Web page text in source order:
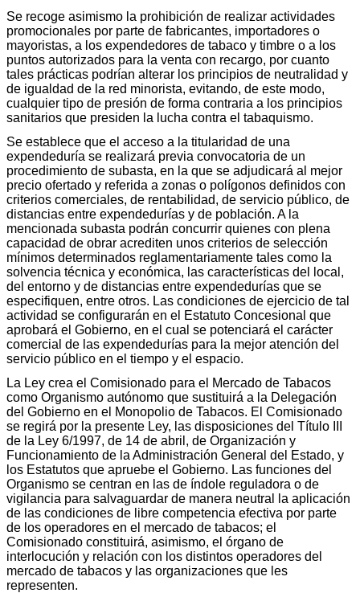
Se recoge asimismo la prohibición de realizar actividades
promocionales por parte de fabricantes, importadores o
mayoristas, a los expendedores de tabaco y timbre o a los
puntos autorizados para la venta con recargo, por cuanto
tales prácticas podrían alterar los principios de neutralidad y
de igualdad de la red minorista, evitando, de este modo,
cualquier tipo de presión de forma contraria a los principios
sanitarios que presiden la lucha contra el tabaquismo.
Se establece que el acceso a la titularidad de una
expendeduría se realizará previa convocatoria de un
procedimiento de subasta, en la que se adjudicará al mejor
precio ofertado y referida a zonas o polígonos definidos con
criterios comerciales, de rentabilidad, de servicio público, de
distancias entre expendedurías y de población. A la
mencionada subasta podrán concurrir quienes con plena
capacidad de obrar acrediten unos criterios de selección
mínimos determinados reglamentariamente tales como la
solvencia técnica y económica, las características del local,
del entorno y de distancias entre expendedurías que se
especifiquen, entre otros. Las condiciones de ejercicio de tal
actividad se configurarán en el Estatuto Concesional que
aprobará el Gobierno, en el cual se potenciará el carácter
comercial de las expendedurías para la mejor atención del
servicio público en el tiempo y el espacio.
La Ley crea el Comisionado para el Mercado de Tabacos
como Organismo autónomo que sustituirá a la Delegación
del Gobierno en el Monopolio de Tabacos. El Comisionado
se regirá por la presente Ley, las disposiciones del Título III
de la Ley 6/1997, de 14 de abril, de Organización y
Funcionamiento de la Administración General del Estado, y
los Estatutos que apruebe el Gobierno. Las funciones del
Organismo se centran en las de índole reguladora o de
vigilancia para salvaguardar de manera neutral la aplicación
de las condiciones de libre competencia efectiva por parte
de los operadores en el mercado de tabacos; el
Comisionado constituirá, asimismo, el órgano de
interlocución y relación con los distintos operadores del
mercado de tabacos y las organizaciones que les
representen.